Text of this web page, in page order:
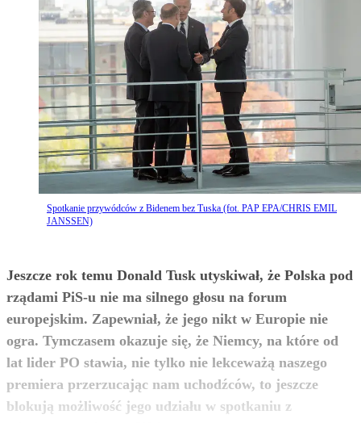
Spotkanie przywódców z Bidenem bez Tuska (fot. PAP EPA/CHRIS EMIL
JANSSEN)
Jeszcze rok temu Donald Tusk utyskiwał, że Polska pod
rządami PiS-u nie ma silnego głosu na forum
europejskim. Zapewniał, że jego nikt w Europie nie
ogra. Tymczasem okazuje się, że Niemcy, na które od
lat lider PO stawia, nie tylko nie lekceważą naszego
premiera przerzucając nam uchodźców, to jeszcze
blokują możliwość jego udziału w spotkaniu z
zobacz więcej